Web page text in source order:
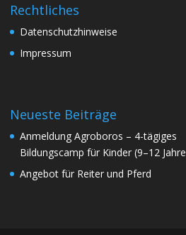
Rechtliches
Datenschutzhinweise
Impressum
Neueste Beiträge
Anmeldung Agroboros – 4-tägiges
Bildungscamp für Kinder (9–12
Angebot für Reiter und Pferd